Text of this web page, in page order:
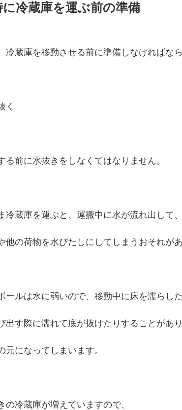
冷蔵庫を運ぶ前の準備
冷蔵庫を移動させる前に準備しなければな
く
る前に水抜きをしなくてはなりません。
冷蔵庫を運ぶと、運搬中に水が流れ出して、
他の荷物を水びたしにしてしまうおそれがあ
ールは水に弱いので、移動中に床を濡らした
出す際に濡れて底が抜けたりすることがあり
元になってしまいます。
の冷蔵庫が増えていますので、